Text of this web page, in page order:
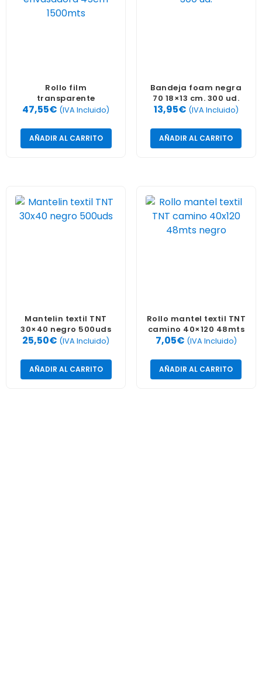
Rollo film
transparente
envasadora 45cm
47,55€ (IVA Incluido)
AÑADIR AL CARRITO
Bandeja foam negra
70 18×13 cm. 300 ud.
13,95€ (IVA Incluido)
AÑADIR AL CARRITO
Mantelin textil TNT
30×40 negro 500uds
25,50€ (IVA Incluido)
AÑADIR AL CARRITO
Rollo mantel textil TNT
camino 40×120 48mts
negro
7,05€ (IVA Incluido)
AÑADIR AL CARRITO